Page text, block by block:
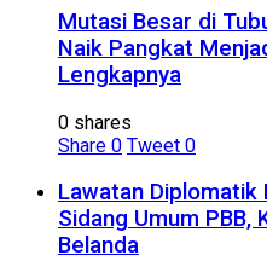
Mutasi Besar di
Naik Pangkat
Lengkapnya
0 shares
Share 0 Tweet 0
Lawatan
Sidang Umum PBB,
Belanda